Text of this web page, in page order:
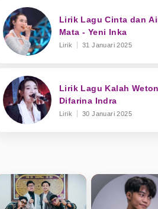
Lirik Lagu Cinta dan
Mata - Yeni Inka
Lirik 31 Januari 2025
Lirik Lagu Kalah
Difarina Indra
Lirik 30 Januari 2025